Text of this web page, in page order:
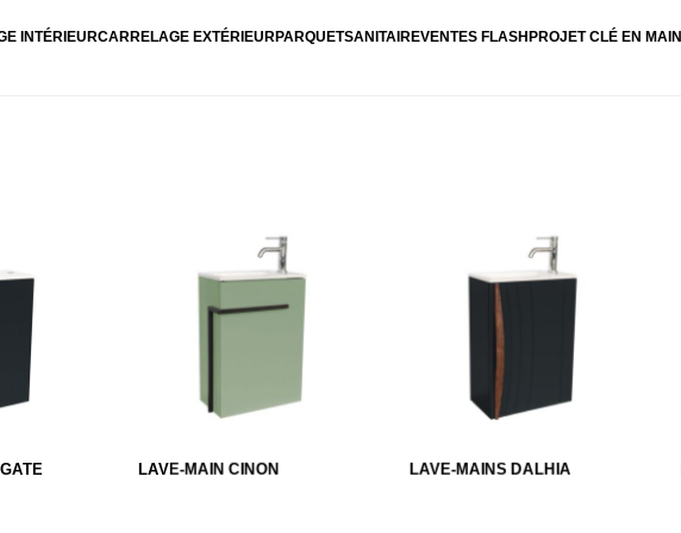
INTÉRIEURCARRELAGE EXTÉRIEURPARQUETSANITAIREVENTES FLASH PROJET CLÉ EN MAIN
LAVE-MAIN CINON LAVE-MAINS DALHIA